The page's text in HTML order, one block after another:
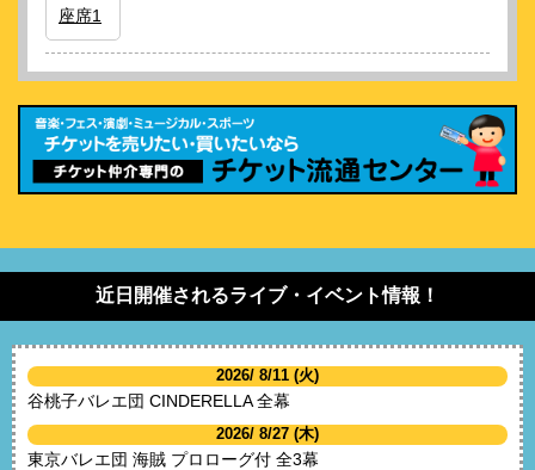
座席1
近日開催されるライブ・イベント情報！
2026/ 8/11 (火)
谷桃子バレエ団 CINDERELLA 全幕
2026/ 8/27 (木)
東京バレエ団 海賊 プロローグ付 全3幕